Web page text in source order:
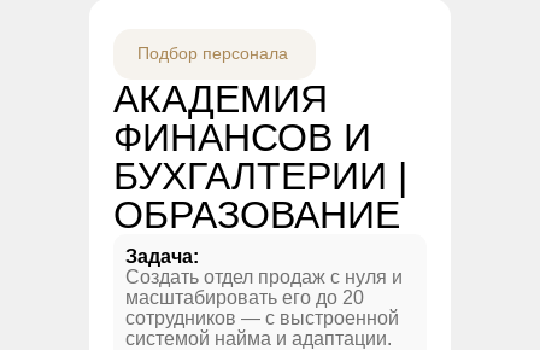
Подбор персонала
АКАДЕМИЯ
ФИНАНСОВ И
БУХГАЛТЕРИИ |
ОБРАЗОВАНИЕ
Задача:
Создать отдел продаж с нуля и
масштабировать его до 20
сотрудников — с выстроенной
системой найма и адаптации.